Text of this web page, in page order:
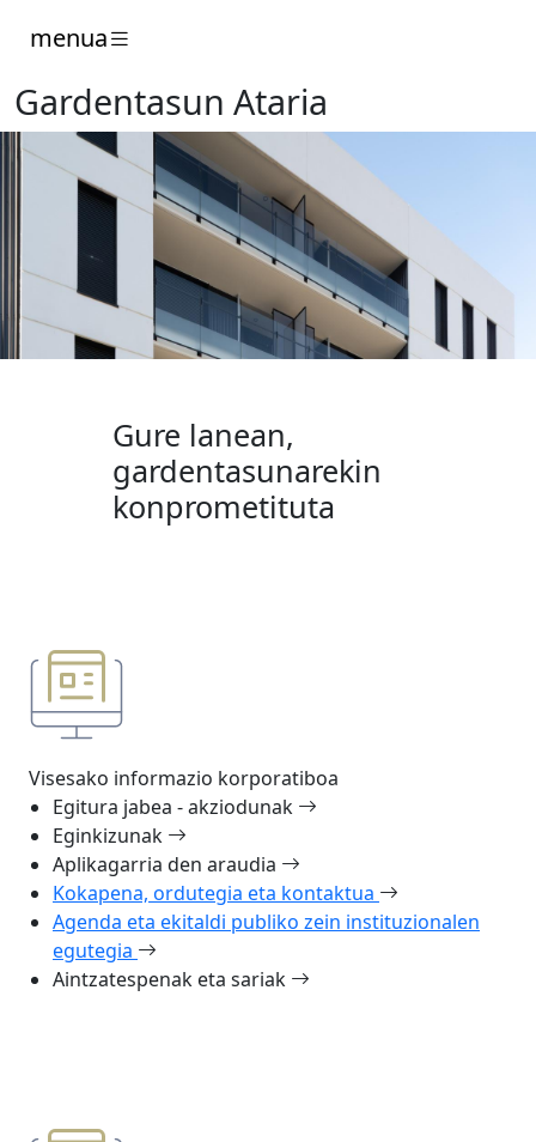
menua
Gardentasun Ataria
Gure lanean,
gardentasunarekin
konprometituta
Visesako informazio korporatiboa
Egitura jabea - akziodunak
Eginkizunak
Aplikagarria den araudia
Kokapena, ordutegia eta kontaktua
Agenda eta ekitaldi publiko zein instituzionalen
egutegia
Aintzatespenak eta sariak